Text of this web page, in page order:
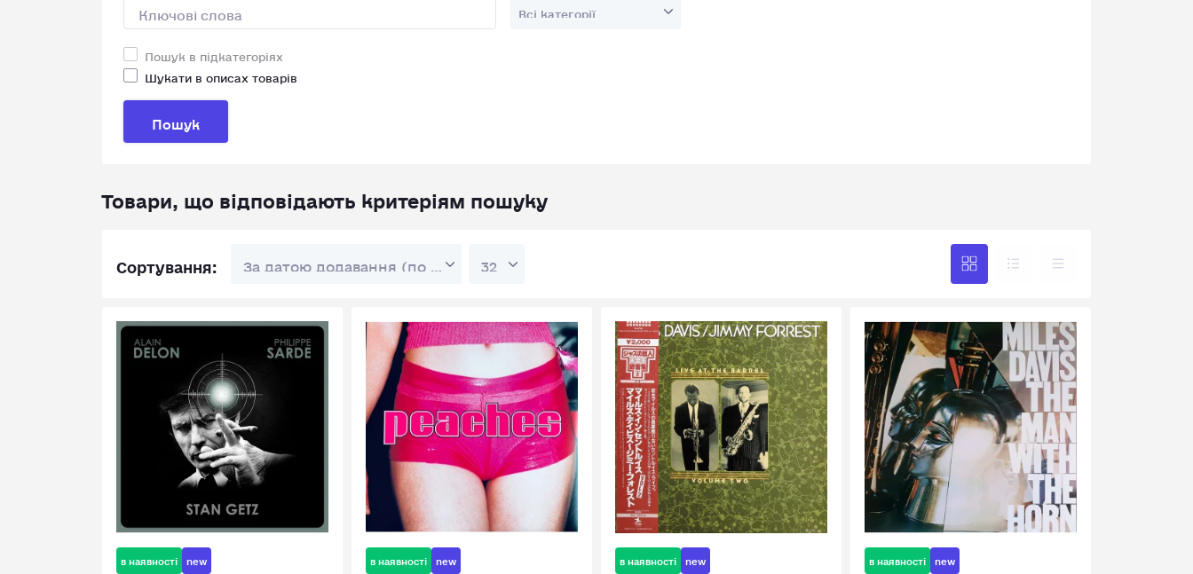
Пошук в підкатегоріях
Шукати в описах товарів
Пошук
Товари, що відповідають критеріям пошуку
Сортування:
в наявності new в наявності new в наявності new в наявності new